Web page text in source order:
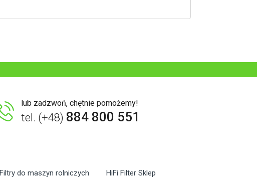
lub zadzwoń, chętnie pomożemy!
tel. (+48) 884 800 551
Filtry do maszyn rolniczych HiFi Filter Sklep